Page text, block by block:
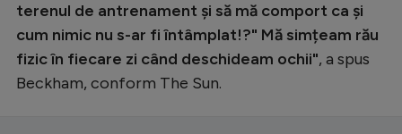
terenul de antrenament și să mă comport ca și
cum nimic nu s-ar fi întâmplat!?" Mă simțeam rău
fizic în fiecare zi când deschideam ochii", a spus
Beckham, conform The Sun.